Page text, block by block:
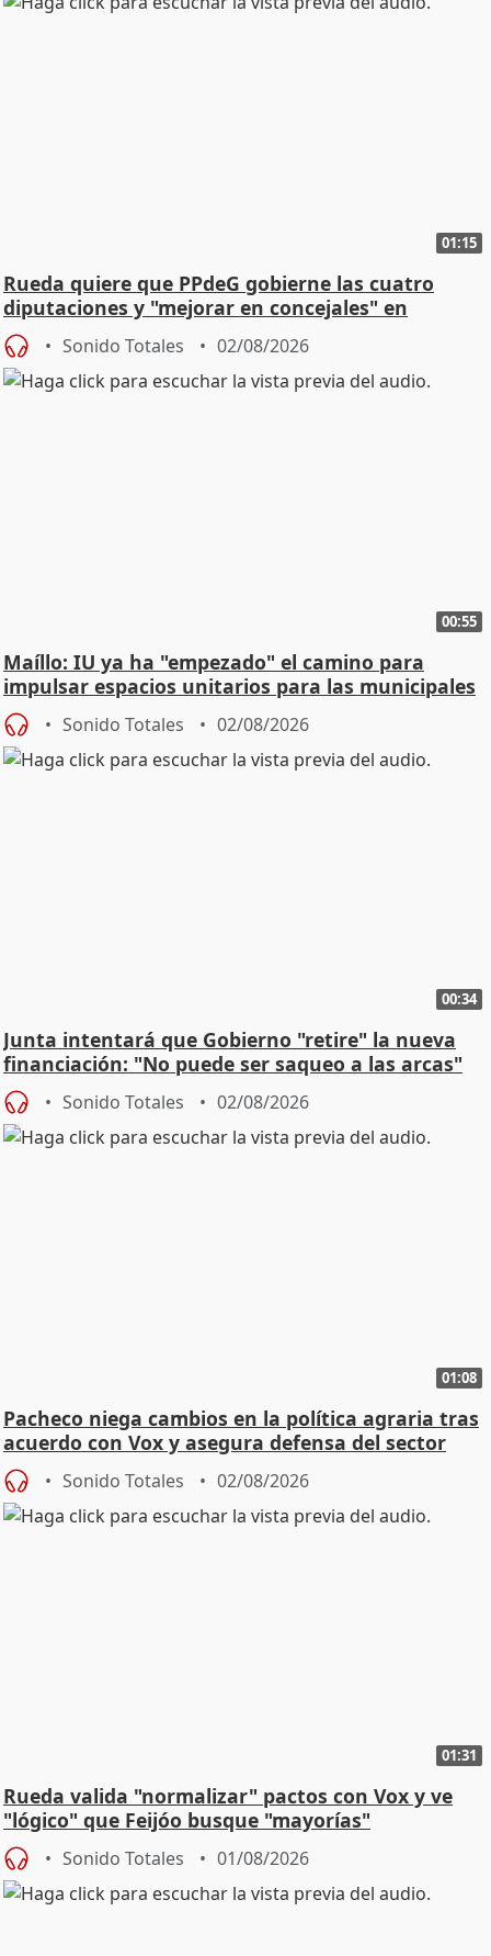
01:15
Rueda quiere que PPdeG gobierne las cuatro
diputaciones y "mejorar en concejales" en
ciudades
Sonido Totales 02/08/2026
00:55
Maíllo: IU ya ha "empezado" el camino para
impulsar espacios unitarios para las municipales
Sonido Totales 02/08/2026
00:34
Junta intentará que Gobierno "retire" la nueva
financiación: "No puede ser saqueo a las arcas"
Sonido Totales 02/08/2026
01:08
Pacheco niega cambios en la política agraria tras
acuerdo con Vox y asegura defensa del sector
Sonido Totales 02/08/2026
01:31
Rueda valida "normalizar" pactos con Vox y ve
"lógico" que Feijóo busque "mayorías"
Sonido Totales 01/08/2026